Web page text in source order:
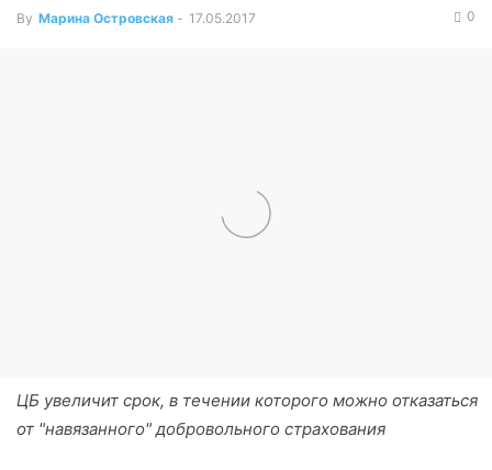
By Марина Островская - 17.05.2017 0
ЦБ увеличит срок, в течении которого можно отказаться
от "навязанного" добровольного страхования